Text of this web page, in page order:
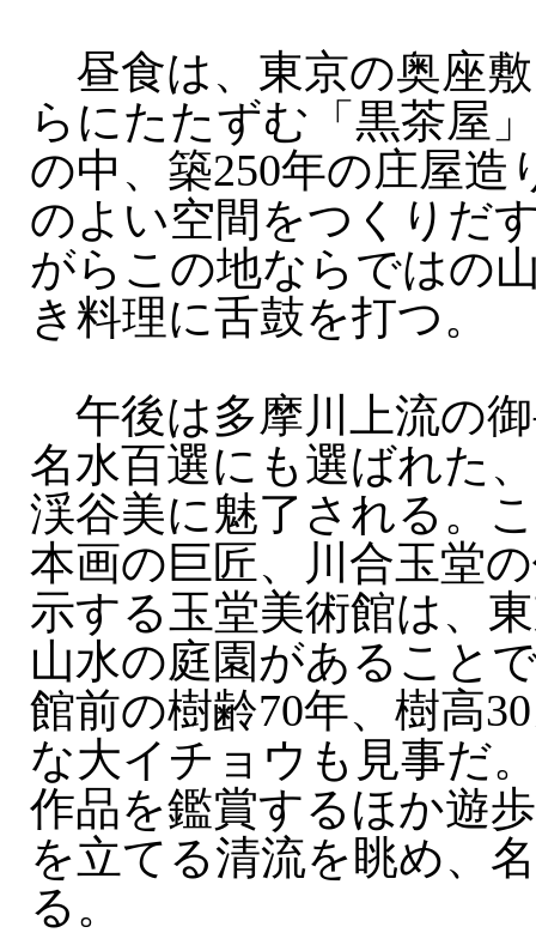
昼食は、東京の奥座
らにたたずむ「黒茶屋
の中、築250年の庄屋造
のよい空間をつくりだ
がらこの地ならではの
き料理に舌鼓を打つ。
午後は多摩川上流の
名水百選にも選ばれた
渓谷美に魅了される。
本画の巨匠、川合玉堂
示する玉堂美術館は、
山水の庭園があること
館前の樹齢70年、樹高
な大イチョウも見事だ
作品を鑑賞するほか遊
を立てる清流を眺め、
る。